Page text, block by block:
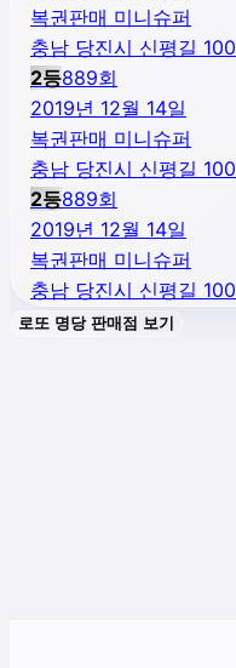
복권판매 미니슈퍼
충남 당진시 신평길 100
2등889회
2019년 12월 14일
복권판매 미니슈퍼
충남 당진시 신평길 100
2등889회
2019년 12월 14일
복권판매 미니슈퍼
충남 당진시 신평길 100
로또 명당 판매점 보기